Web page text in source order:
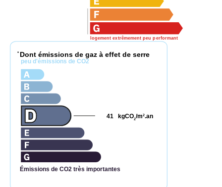
logement extrêmement peu performant
* Dont émissions de gaz à effet de serre
peu d'émissions de CO2
Émissions de CO2 très importantes
kgCO2/m2.an
41